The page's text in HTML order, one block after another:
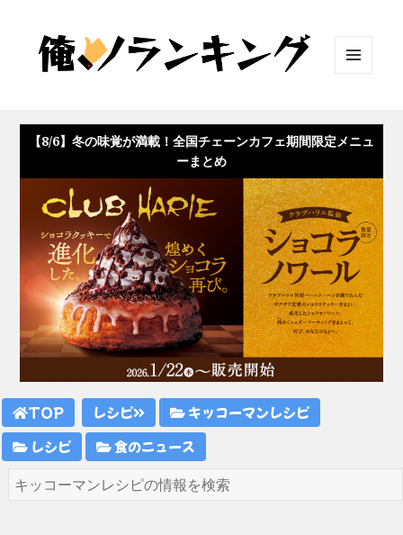
ット
【8/6】冬の味覚が満載！全国チェーンカフェ期間限定メニュ
ーまとめ
TOP レシピ
キッコーマンレシピ
レシピ
食のニュース